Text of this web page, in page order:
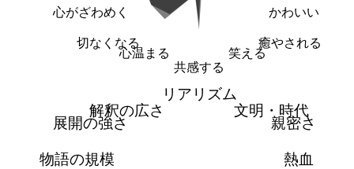
かわいい
癒やされる
笑える
共感する
心温まる
切なくなる
心がざわめく
リアリズム
文明・時代
親密さ
熱血
物語の規模
展開の強さ
解釈の広さ